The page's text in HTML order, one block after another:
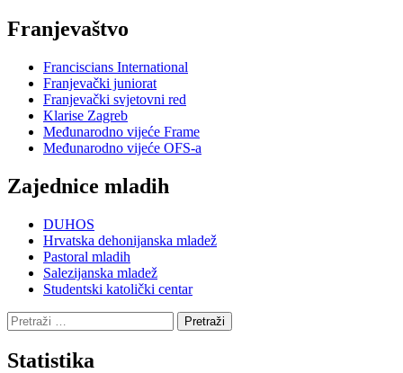
Franjevaštvo
Franciscians International
Franjevački juniorat
Franjevački svjetovni red
Klarise Zagreb
Međunarodno vijeće Frame
Međunarodno vijeće OFS-a
Zajednice mladih
DUHOS
Hrvatska dehonijanska mladež
Pastoral mladih
Salezijanska mladež
Studentski katolički centar
Pretraži:
Statistika